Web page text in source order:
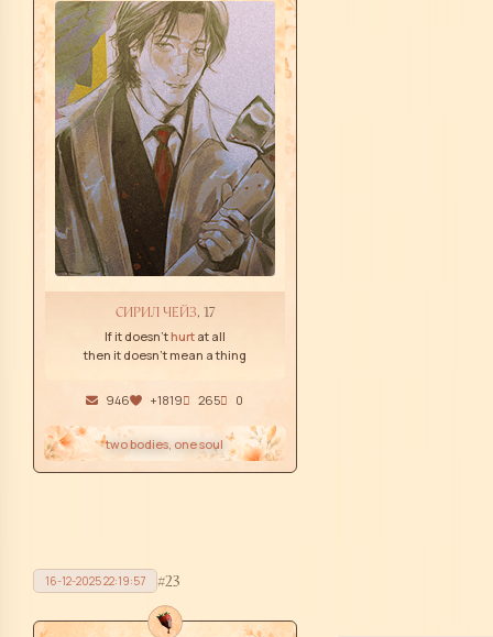
СИРИЛ ЧЕЙЗ, 17
If it doesn'thurt at all
then it doesn't mean a thing
946 +1819 265 0
two bodies, one soul
23
16-12-2025 22:19:57